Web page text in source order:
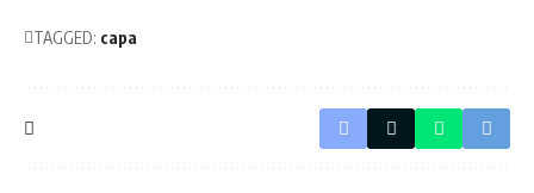
TAGGED: capa